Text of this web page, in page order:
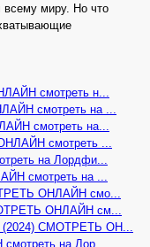
всему миру. Но что
смотреть н...
смотреть на ...
смотреть на...
смотреть ...
на Лордфи...
смотреть на ...
ОНЛАЙН смо...
ОНЛАЙН см...
СМОТРЕТЬ ОН...
на Лор...